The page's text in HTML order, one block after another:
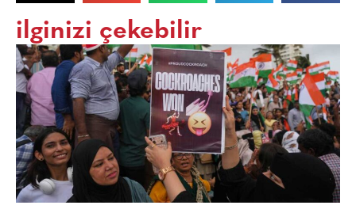
ilginizi çekebilir